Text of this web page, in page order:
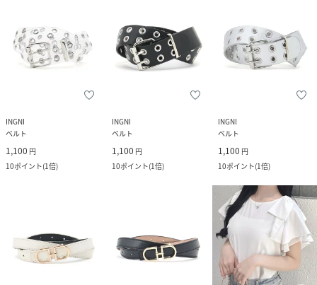
INGNI
ベルト
1,100 円
10ポイント(1倍)
INGNI
ベルト
1,100 円
10ポイント(1倍)
INGNI
ベルト
1,100 円
10ポイント(1倍)